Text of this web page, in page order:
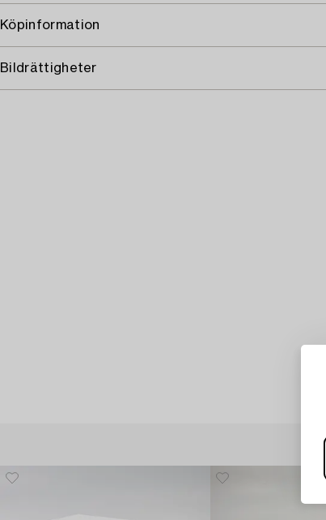
Köpinformation
Bildrättigheter